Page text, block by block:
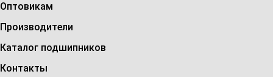
Оптовикам
Производители
Каталог подшипников
Контакты